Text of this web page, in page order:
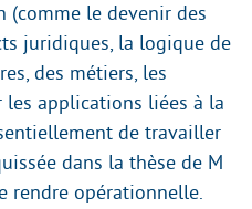
(comme le devenir des
juridiques, la logique de
des métiers, les
les applications liées à la
de travailler
dans la thèse de M
rendre opérationnelle.